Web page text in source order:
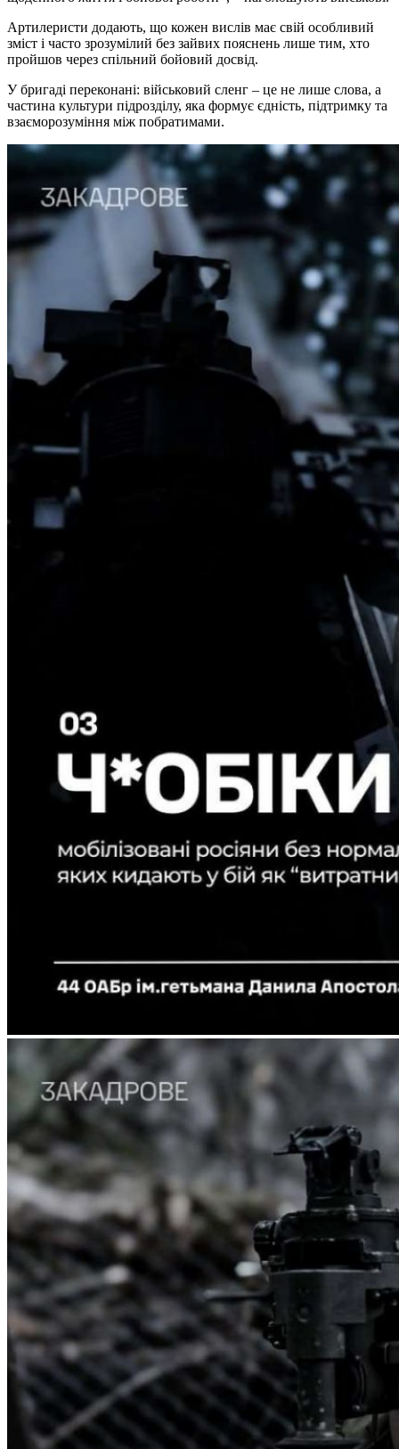
Артилеристи додають, що кожен вислів має свій особливий
зміст і часто зрозумілий без зайвих пояснень лише тим, хто
пройшов через спільний бойовий досвід.
У бригаді переконані: військовий сленг – це не лише слова, а
частина культури підрозділу, яка формує єдність, підтримку та
взаєморозуміння між побратимами.